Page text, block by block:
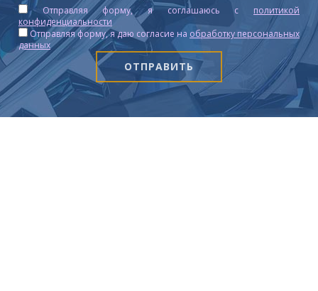
Отправляя форму, я соглашаюсь c политикой
конфиденциальности
Отправляя форму, я даю согласие на обработку персональных
данных